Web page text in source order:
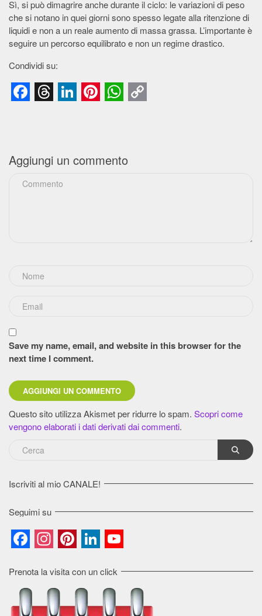
Sì, si può dimagrire anche durante il ciclo: le variazioni di peso
che si notano in quei giorni sono spesso legate alla ritenzione di
liquidi e non a un reale aumento di massa grassa. L’importante è
seguire un percorso equilibrato e non un regime drastico.
Condividi su:
Facebook
Threads
LinkedIn
Pinterest
WhatsApp
Copy
Aggiungi un commento
Save my name, email, and website in this browser for the
next time I comment.
Questo sito utilizza Akismet per ridurre lo spam. Scopri come
vengono elaborati i dati derivati dai commenti.
Iscriviti al mio CANALE!
Seguimi su
Facebook
Instagram
Pinterest
LinkedIn
YouTube
Channel
Prenota la visita con un click